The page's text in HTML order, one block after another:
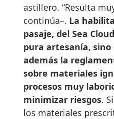
astillero. “Resulta
continúa–. La
pasaje, del Sea
pura artesanía, sino
además la
sobre materiales
procesos muy
minimizar riesgos.
los materiales